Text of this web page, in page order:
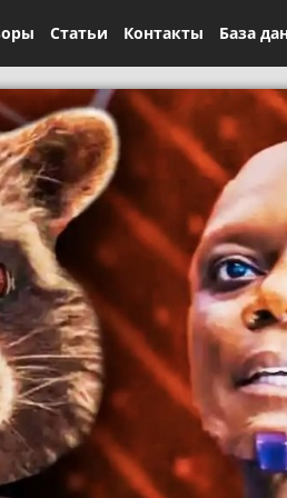
Статьи Контакты База